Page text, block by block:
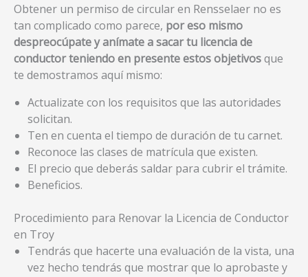
Obtener un permiso de circular en Rensselaer no es
tan complicado como parece, por eso mismo
despreocúpate y anímate a sacar tu licencia de
conductor teniendo en presente estos objetivosque
te demostramos aquí mismo:
Actualizate con los requisitos que las autoridades
solicitan.
Ten en cuenta el tiempo de duración de tu carnet.
Reconoce las clases de matrícula que existen.
El precio que deberás saldar para cubrir el trámite.
Beneficios.
Procedimiento para Renovar la Licencia de Conductor
en Troy
Tendrás que hacerte una evaluación de la vista, una
vez hecho tendrás que mostrar que lo aprobaste y